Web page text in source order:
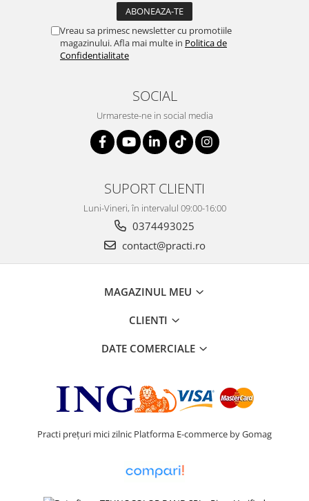
Vreau sa primesc newsletter cu promotiile
magazinului. Afla mai multe in Politica de
Confidentialitate
SOCIAL
Urmareste-ne in social media
SUPORT CLIENTI
Luni-Vineri, în intervalul 09:00-16:00
0374493025
contact@practi.ro
MAGAZINUL MEU
CLIENTI
DATE COMERCIALE
Practi prețuri mici zilnic Platforma E-commerce by Gomag